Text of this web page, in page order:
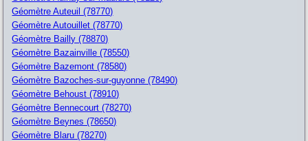
Géomètre Auteuil (78770)
Géomètre Autouillet (78770)
Géomètre Bailly (78870)
Géomètre Bazainville (78550)
Géomètre Bazemont (78580)
Géomètre Bazoches-sur-guyonne (78490)
Géomètre Behoust (78910)
Géomètre Bennecourt (78270)
Géomètre Beynes (78650)
Géomètre Blaru (78270)